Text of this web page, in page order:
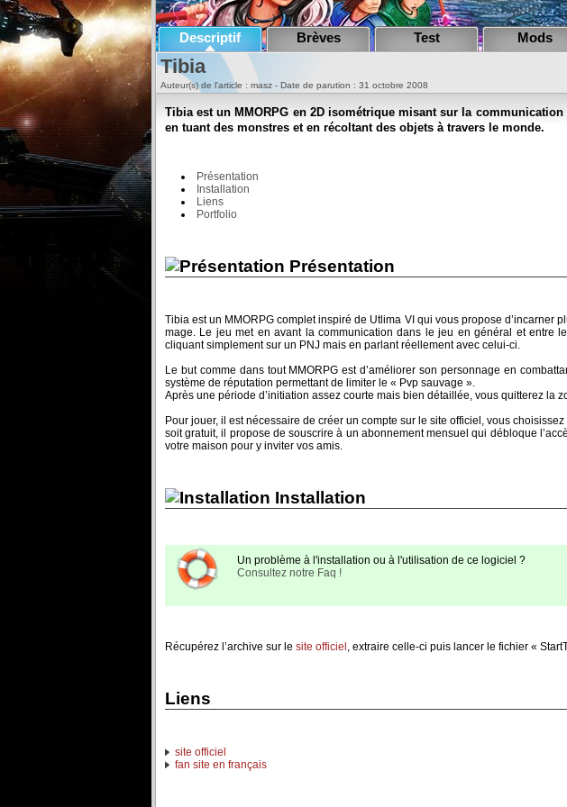
Descriptif Brèves Test Mods
Tibia
Auteur(s) de l'article : masz - Date de parution : 31 octobre 2008
Tibia est un MMORPG en 2D isométrique misant sur la
en tuant des monstres et en récoltant des objets à travers le monde.
Présentation
Installation
Liens
Portfolio
Présentation
Tibia est un MMORPG complet inspiré de Utlima VI qui vous propose
mage. Le jeu met en avant la communication dans le jeu en général et entre
cliquant simplement sur un PNJ mais en parlant réellement avec celui-ci.
Le but comme dans tout MMORPG est d’améliorer son personnage en
système de réputation permettant de limiter le « Pvp sauvage ».
Après une période d’initiation assez courte mais bien détaillée, vous quitterez la
Pour jouer, il est nécessaire de créer un compte sur le site officiel, vous
soit gratuit, il propose de souscrire à un abonnement mensuel qui débloque
votre maison pour y inviter vos amis.
Installation
Un problème à l'installation ou à l'utilisation de ce logiciel ?
Consultez notre Faq !
Récupérez l’archive sur le site officiel , extraire celle-ci puis lancer le fichier «
Liens
site officiel
fan site en français